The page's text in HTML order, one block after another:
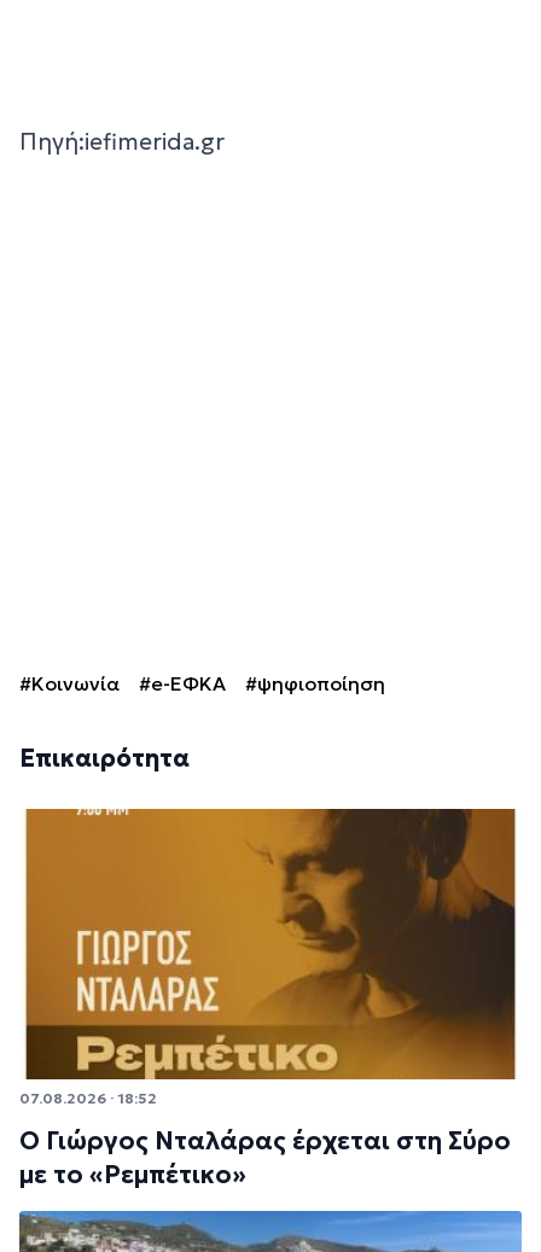
Πηγή:iefimerida.gr
#Κοινωνία #e-ΕΦΚΑ #ψηφιοποίηση
Επικαιρότητα
07.08.2026 · 18:52
Ο Γιώργος Νταλάρας έρχεται στη Σύρο
με το «Ρεμπέτικο»